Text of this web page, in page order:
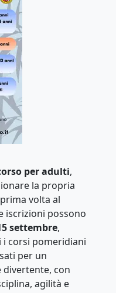
per adulti,
la propria
volta al
iscrizioni possono
settembre,
corsi pomeridiani
per un
con
agilità e